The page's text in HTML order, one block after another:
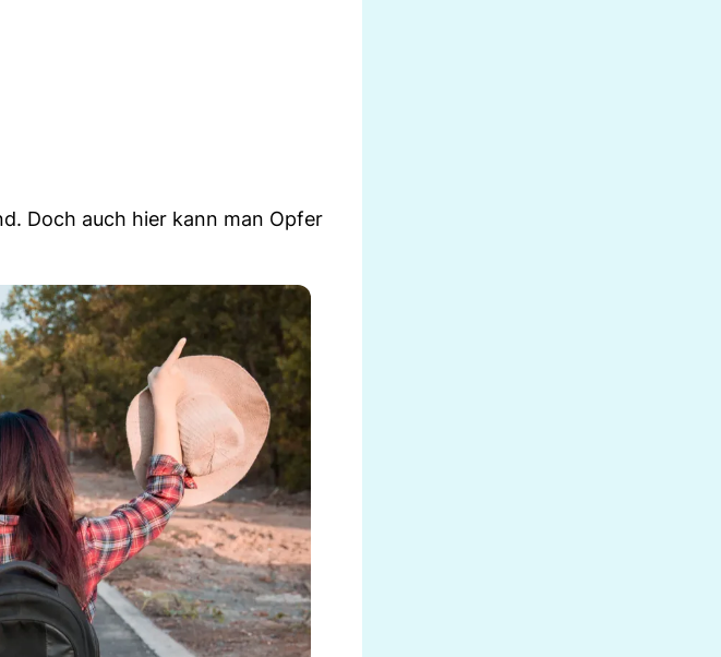
Doch auch hier kann man Opfer